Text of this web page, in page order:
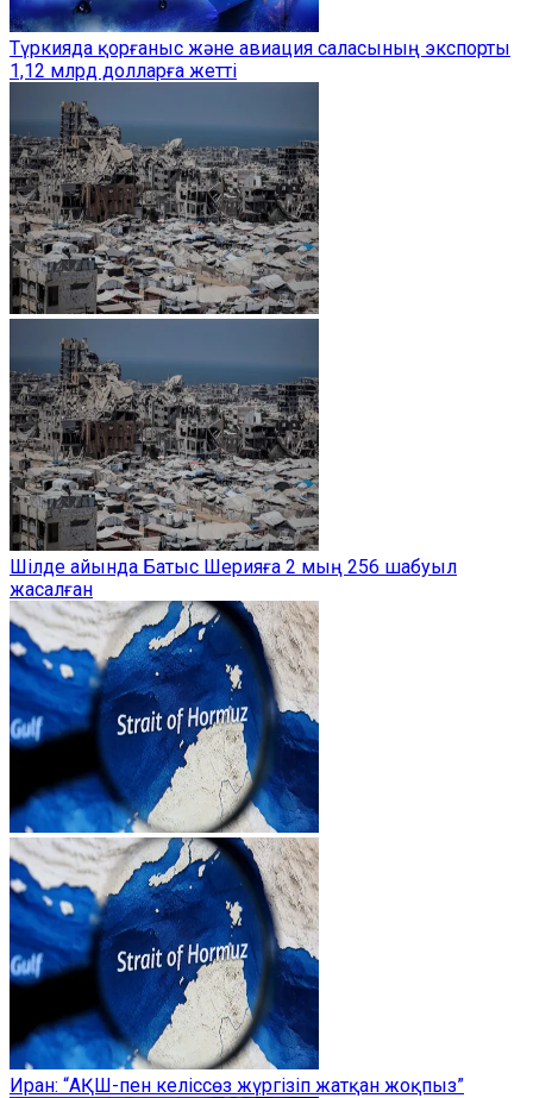
Түркияда қорғаныс және авиация саласының экспорты
1,12 млрд долларға жетті
Шілде айында Батыс Шерияға 2 мың 256 шабуыл
жасалған
Иран: “АҚШ-пен келіссөз жүргізіп жатқан жоқпыз”